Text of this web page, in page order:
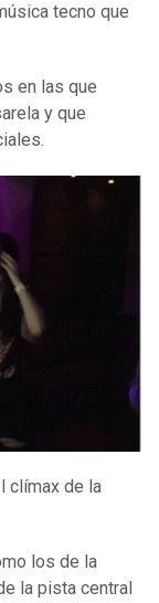
tecno que
en las que
y que
clímax de la
los de la
la pista central